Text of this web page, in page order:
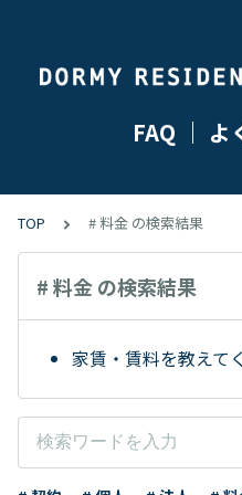
FAQ ｜ よ
TOP # 料金 の検索結果
# 料金 の検索結果
家賃・賃料を教えて